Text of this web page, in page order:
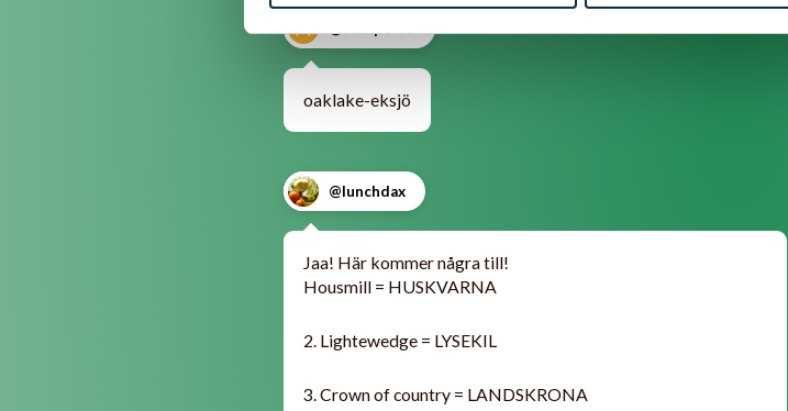
oaklake-eksjö
@lunchdax
Jaa! Här kommer några till!
Housmill = HUSKVARNA
2. Lightewedge = LYSEKIL
3. Crown of country = LANDSKRONA